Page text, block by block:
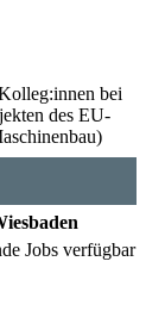
bei
des EU-
Jobs verfügbar